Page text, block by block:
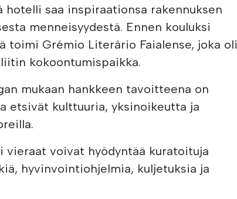
saa inspiraationsa rakennuksen
menneisyydestä. Ennen kouluksi
toimi Grémio Literário Faialense, joka oli
kokoontumispaikka.
mukaan hankkeen tavoitteena on
etsivät kulttuuria, yksinoikeutta ja
vieraat voivat hyödyntää kuratoituja
hyvinvointiohjelmia, kuljetuksia ja